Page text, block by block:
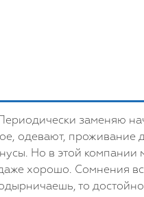
заменяю
одевают, проживание
Но в этой компании
хорошо. Сомнения
то